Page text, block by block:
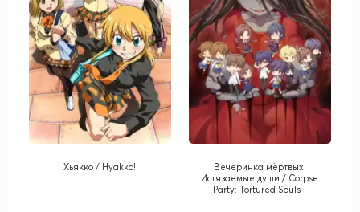
Хьякко / Hyakko!
Вечеринка мёртвых:
Истязаемые души / Corpse
Party: Tortured Souls -